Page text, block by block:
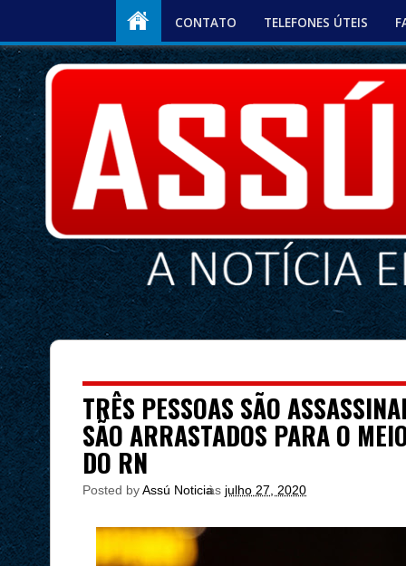
CONTATO TELEFONES ÚTEIS
TRÊS PESSOAS SÃO
SÃO ARRASTADOS PARA O
DO RN
Posted byAssú Noticia
às julho 27, 2020